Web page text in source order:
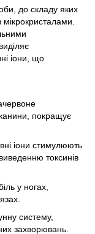
до складу яких
іони, що
покращує
іони стимулюють
токсинів
у ногах,
систему,
захворювань.